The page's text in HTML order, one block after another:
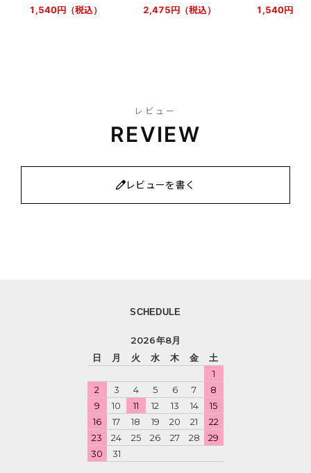
1,540円（税込） 2,475円（税込） 1,540円（
レビュー
REVIEW
レビューを書く
SCHEDULE
2026年8月
日
月 火 水 木 金
土
1
2
3 4 5 6 7
8
9
10 11 12 13 14
15
16
17 18 19 20 21
22
23
24 25 26 27 28
29
30
31